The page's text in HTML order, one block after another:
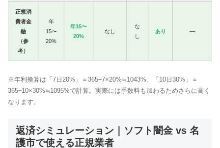
正規消
費者金
融
（参
考）
年
15〜
20%
年15〜
20%
なし
な
し
あり —
※年利換算は「7日20%」＝365÷7×20%≒1043%、「10日30%」＝
365÷10×30%≒1095%で計算。実際には手数料も加わるためさらに高く
なります。
返済シミュレーション｜ソフト闇金 vs 名
護市で使える正規業者